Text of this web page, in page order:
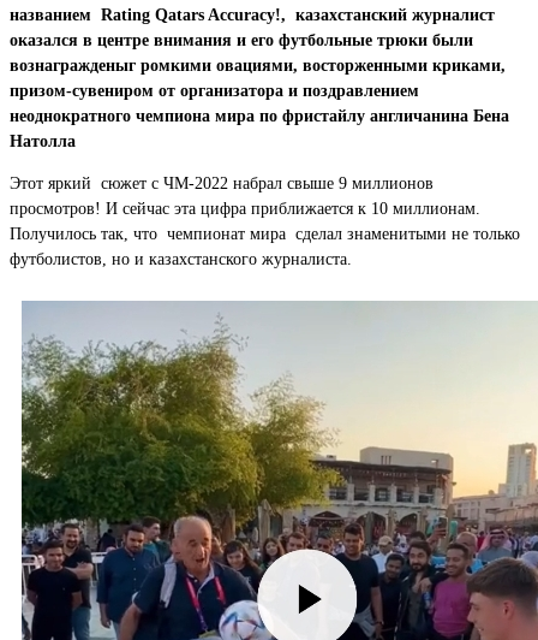
названием Rating Qatars Accuracy!, казахстанский журналист
оказался в центре внимания и его футбольные трюки были
вознагражденыг ромкими овациями, восторженными криками,
призом-сувениром от организатора и поздравлением
неоднократного чемпиона мира по фристайлу англичанина Бена
Натолла
Этот яркий сюжет с ЧМ-2022 набрал свыше 9 миллионов
просмотров! И сейчас эта цифра приближается к 10 миллионам.
Получилось так, что чемпионат мира сделал знаменитыми не только
футболистов, но и казахстанского журналиста.